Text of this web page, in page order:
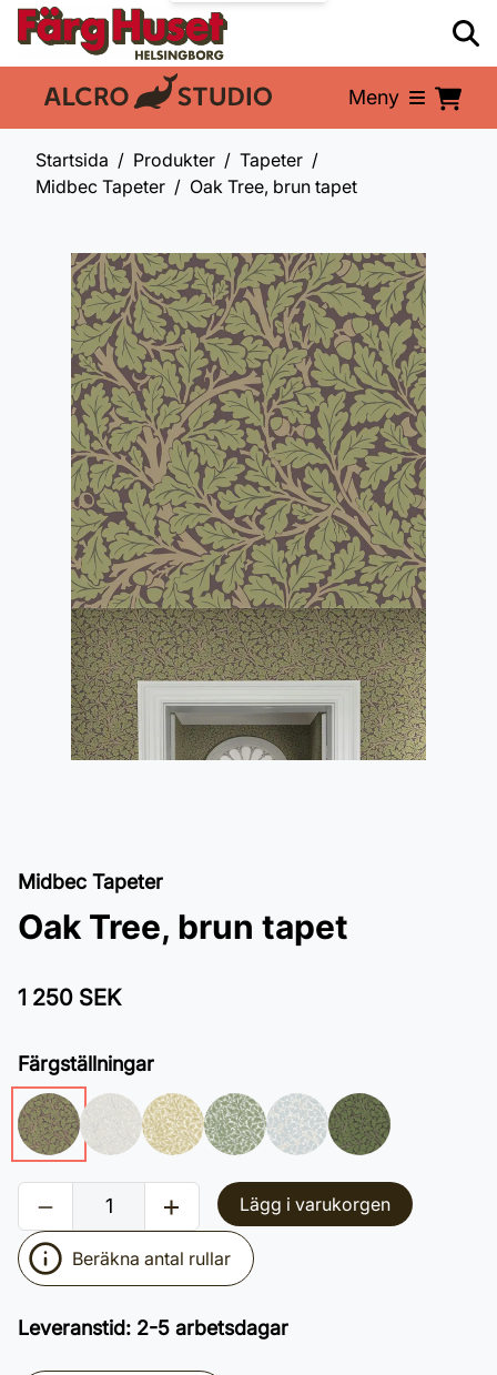
En del av: Meny
Startsida Produkter
Tapeter
Midbec Tapeter
Oak Tree, brun tapet
Midbec Tapeter
Oak Tree, brun tapet
1 250 SEK
Färgställningar
Lägg i varukorgen
Beräkna antal rullar
Leveranstid: 2-5 arbetsdagar